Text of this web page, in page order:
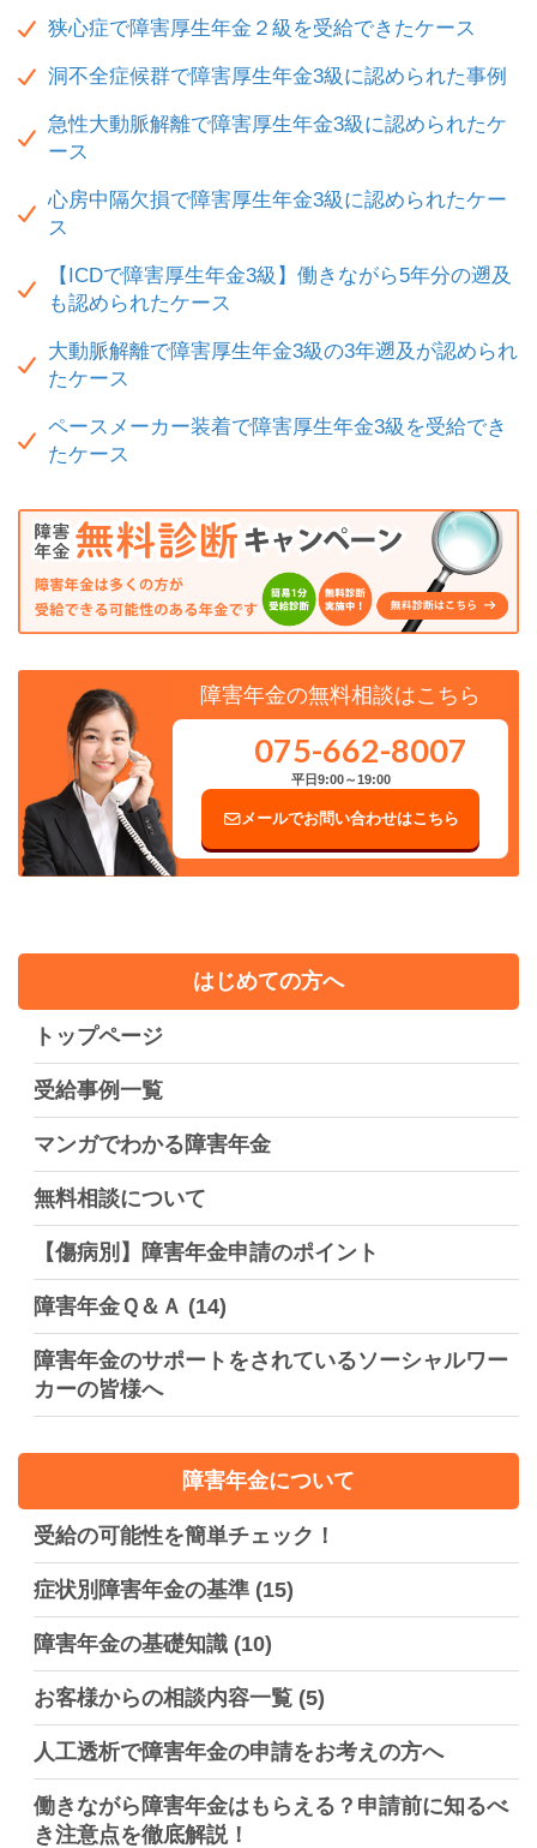
はじめての方へ
トップページ
受給事例一覧
マンガでわかる障害年金
無料相談について
【傷病別】障害年金申請のポイント
障害年金Ｑ＆Ａ (14)
障害年金のサポートをされているソーシャルワー
カーの皆様へ
障害年金について
受給の可能性を簡単チェック！
症状別障害年金の基準 (15)
障害年金の基礎知識 (10)
お客様からの相談内容一覧 (5)
人工透析で障害年金の申請をお考えの方へ
働きながら障害年金はもらえる？申請前に知るべ
き注意点を徹底解説！
狭心症で障害厚生年金２級を受給できたケース
洞不全症候群で障害厚生年金3級に認められた事例
急性大動脈解離で障害厚生年金3級に認められたケ
ース
心房中隔欠損で障害厚生年金3級に認められたケー
ス
【ICDで障害厚生年金3級】働きながら5年分の遡及
も認められたケース
大動脈解離で障害厚生年金3級の3年遡及が認められ
たケース
ペースメーカー装着で障害厚生年金3級を受給でき
たケース
障害年金の無料相談はこちら
075-662-8007
平日9:00～19:00
メールでお問い合わせはこちら